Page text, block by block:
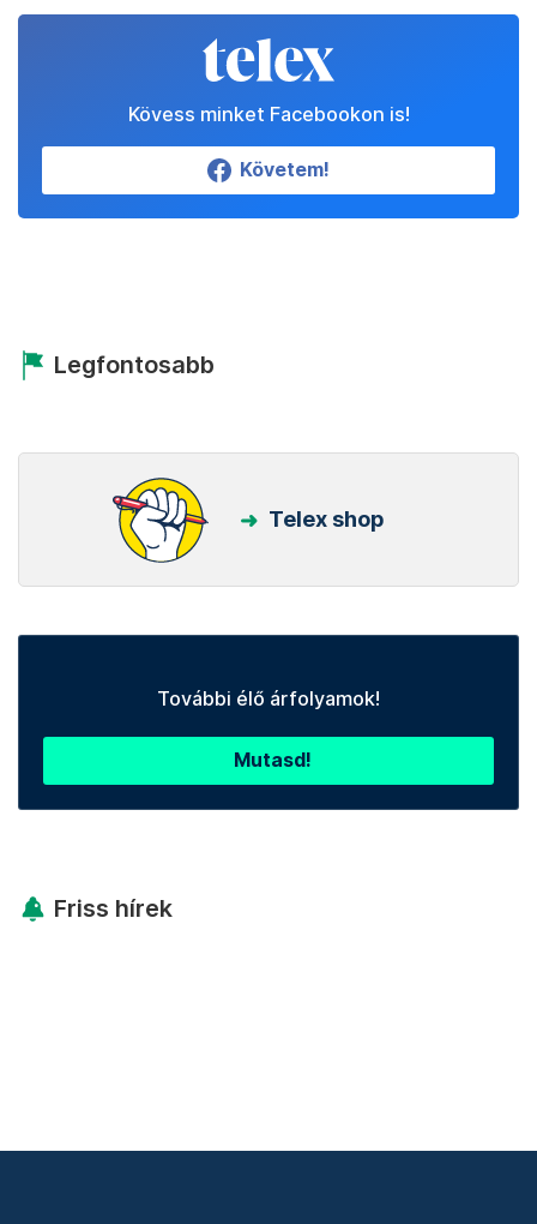
Kövess minket Facebookon is!
Követem!
Legfontosabb
Telex shop
További élő árfolyamok!
Mutasd!
Friss hírek